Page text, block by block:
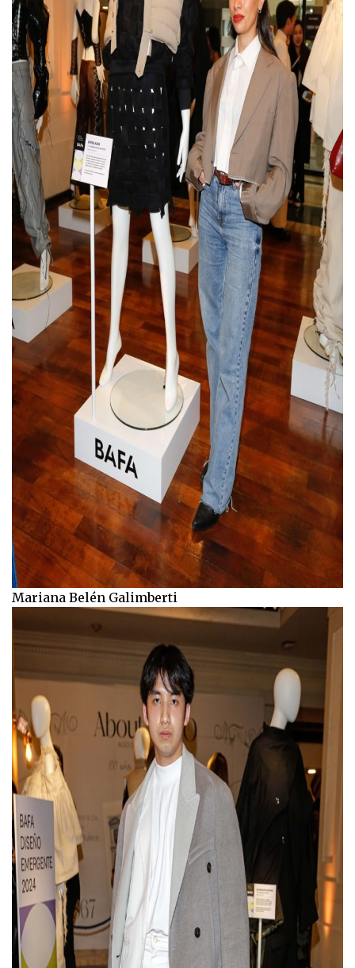
Mariana Belén Galimberti